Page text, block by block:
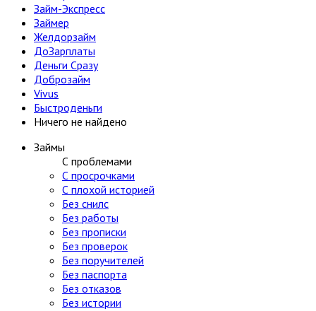
Займ-Экспресс
Займер
Желдорзайм
ДоЗарплаты
Деньги Сразу
Доброзайм
Vivus
Быстроденьги
Ничего не найдено
Займы
С проблемами
С просрочками
С плохой историей
Без снилс
Без работы
Без прописки
Без проверок
Без поручителей
Без паспорта
Без отказов
Без истории